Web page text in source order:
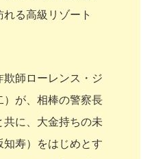
る高級リゾート
欺師ローレンス・ジ
）が、相棒の警察長
に、大金持ちの未
寿）をはじめとす